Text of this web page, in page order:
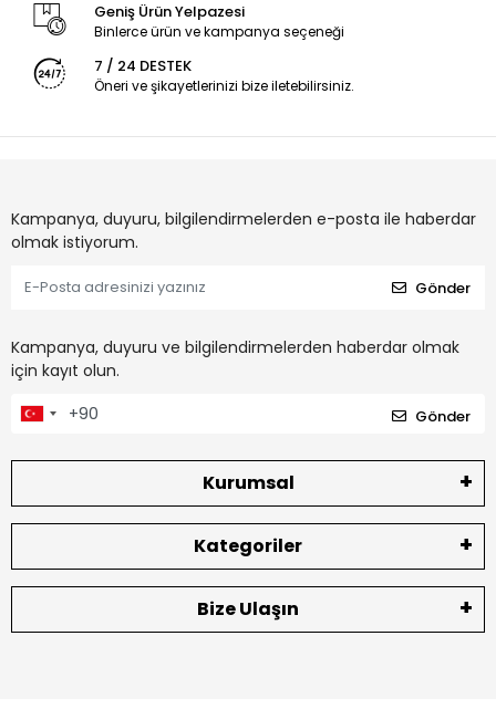
Geniş Ürün Yelpazesi
Binlerce ürün ve kampanya seçeneği
7 / 24 DESTEK
Öneri ve şikayetlerinizi bize iletebilirsiniz.
Kampanya, duyuru, bilgilendirmelerden e-posta ile haberdar
olmak istiyorum.
Gönder
Kampanya, duyuru ve bilgilendirmelerden haberdar olmak
için kayıt olun.
Gönder
Kurumsal
Kategoriler
Bize Ulaşın